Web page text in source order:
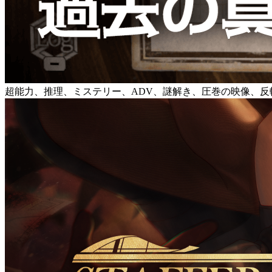
超能力、推理、ミステリー、ADV、謎解き、圧巻の映像、反